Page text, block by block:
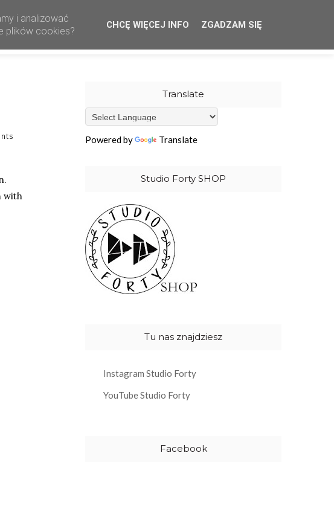
SHOP CREATIVE TEAM WHOLESALE OUR STAMPS
with
Translate
Powered by Translate
Studio Forty SHOP
Tu nas znajdziesz
Instagram Studio Forty
YouTube Studio Forty
Facebook
i analizować
plików cookies?
CHCĘ WIĘCEJ INFO ZGADZAM SIĘ